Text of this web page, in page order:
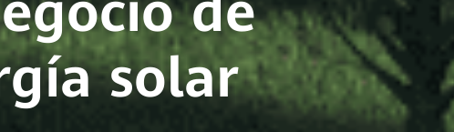
solar